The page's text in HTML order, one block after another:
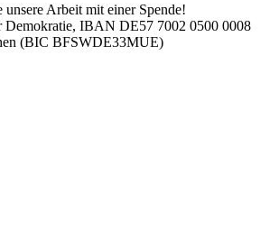
unsere Arbeit mit einer Spende!
Demokratie, IBAN DE57 7002 0500 0008
(BIC BFSWDE33MUE)